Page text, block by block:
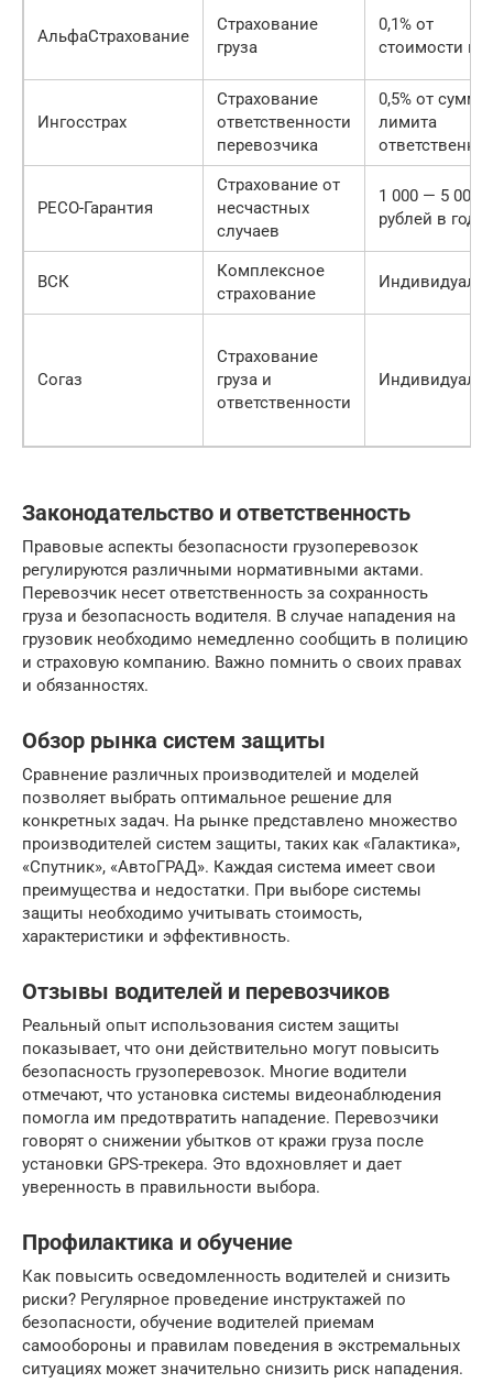
АльфаСтрахование
Страхование
груза
0,1% от
стоимости
Ингосстрах
Страхование
ответственности
перевозчика
0,5% от суммы
лимита
РЕСО-Гарантия
Страхование от
несчастных
случаев
1 000 — 5 000
рублей в год
ВСК
Комплексное
страхование
Согаз
Страхование
груза и
ответственности
Законодательство и ответственность
Правовые аспекты безопасности грузоперевозок
регулируются различными нормативными актами.
Перевозчик несет ответственность за сохранность
груза и безопасность водителя. В случае нападения на
грузовик необходимо немедленно сообщить в полицию
и страховую компанию. Важно помнить о своих правах
и обязанностях.
Обзор рынка систем защиты
Сравнение различных производителей и моделей
позволяет выбрать оптимальное решение для
конкретных задач. На рынке представлено множество
производителей систем защиты, таких как «Галактика»,
«Спутник», «АвтоГРАД». Каждая система имеет свои
преимущества и недостатки. При выборе системы
защиты необходимо учитывать стоимость,
характеристики и эффективность.
Отзывы водителей и перевозчиков
Реальный опыт использования систем защиты
показывает, что они действительно могут повысить
безопасность грузоперевозок. Многие водители
отмечают, что установка системы видеонаблюдения
помогла им предотвратить нападение. Перевозчики
говорят о снижении убытков от кражи груза после
установки GPS-трекера. Это вдохновляет и дает
уверенность в правильности выбора.
Профилактика и обучение
Как повысить осведомленность водителей и снизить
риски? Регулярное проведение инструктажей по
безопасности, обучение водителей приемам
самообороны и правилам поведения в экстремальных
ситуациях может значительно снизить риск нападения.